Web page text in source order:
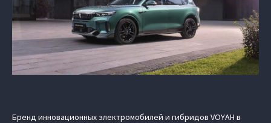
Бренд инновационных электромобилей и гибридов VOYAH в